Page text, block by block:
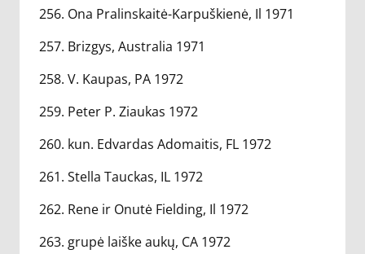
256. Ona Pralinskaitė-Karpuškienė, Il 1971
257. Brizgys, Australia 1971
258. V. Kaupas, PA 1972
259. Peter P. Ziaukas 1972
260. kun. Edvardas Adomaitis, FL 1972
261. Stella Tauckas, IL 1972
262. Rene ir Onutė Fielding, Il 1972
263. grupė laiške aukų, CA 1972